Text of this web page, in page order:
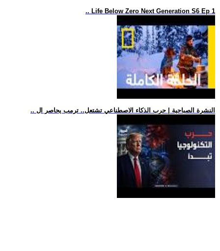
.. Life Below Zero Next Generation S6 Ep 1
.. النشرة الصباحية | حرب الذكاء الاصطناعي تشتعل.. ترمب يحاصر ال